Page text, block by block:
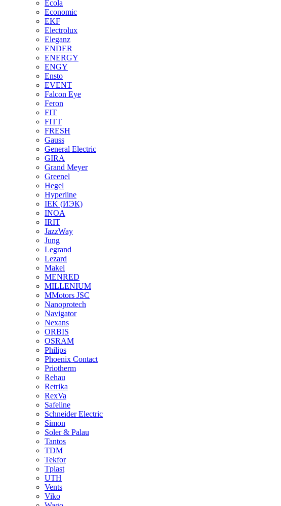
Ecola
Economic
EKF
Electrolux
Eleganz
ENDER
ENERGY
ENGY
Ensto
EVENT
Falcon Eye
Feron
FIT
FITT
FRESH
Gauss
General Electric
GIRA
Grand Meyer
Greenel
Hegel
Hyperline
IEK (ИЭК)
INOA
IRIT
JazzWay
Jung
Legrand
Lezard
Makel
MENRED
MILLENIUM
MMotors JSC
Nanoprotech
Navigator
Nexans
ORBIS
OSRAM
Philips
Phoenix Contact
Priotherm
Rehau
Retrika
RexVa
Safeline
Schneider Electric
Simon
Soler & Palau
Tantos
TDM
Tekfor
Tplast
UTH
Vents
Viko